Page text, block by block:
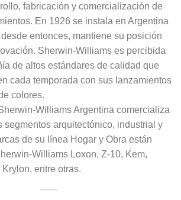
fabricación y comercialización de
En 1926 se instala en Argentina
entonces, mantiene su posición
Sherwin-Williams es percibida
de altos estándares de calidad que
cada temporada con sus lanzamientos
colores.
Williams Argentina comercializa
segmentos arquitectónico, industrial y
de su línea Hogar y Obra están
Williams Loxon, Z-10, Kem,
entre otras.